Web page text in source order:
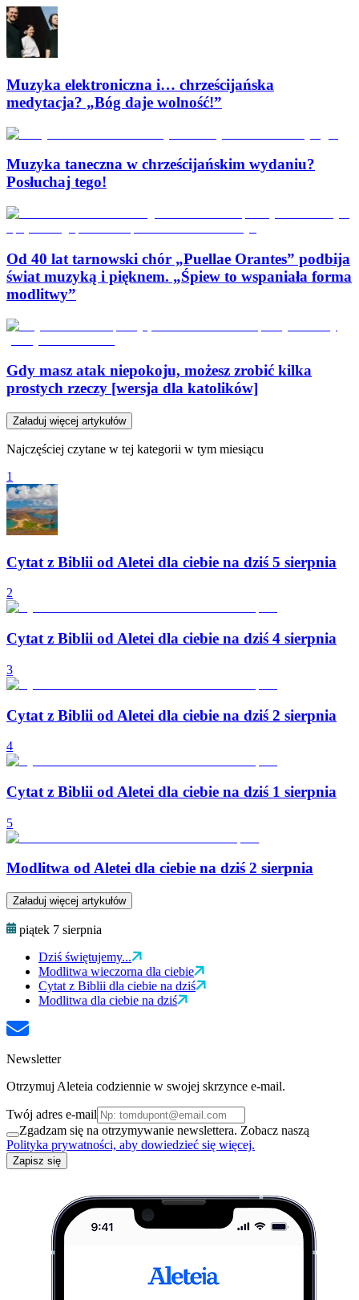
Muzyka elektroniczna i… chrześcijańska
medytacja? „Bóg daje wolność!”
Muzyka taneczna w chrześcijańskim wydaniu?
Posłuchaj tego!
Od 40 lat tarnowski chór „Puellae Orantes” podbija
świat muzyką i pięknem. „Śpiew to wspaniała forma
modlitwy”
Gdy masz atak niepokoju, możesz zrobić kilka
prostych rzeczy [wersja dla katolików]
Załaduj więcej artykułów
Najczęściej czytane w tej kategorii w tym miesiącu
1
Cytat z Biblii od Aletei dla ciebie na dziś 5 sierpnia
2
Cytat z Biblii od Aletei dla ciebie na dziś 4 sierpnia
3
Cytat z Biblii od Aletei dla ciebie na dziś 2 sierpnia
4
Cytat z Biblii od Aletei dla ciebie na dziś 1 sierpnia
5
Modlitwa od Aletei dla ciebie na dziś 2 sierpnia
Załaduj więcej artykułów
piątek 7 sierpnia
Dziś świętujemy...
Modlitwa wieczorna dla ciebie
Cytat z Biblii dla ciebie na dziś
Modlitwa dla ciebie na dziś
Newsletter
Otrzymuj Aleteia codziennie w swojej skrzynce e-mail.
Twój adres e-mail
Zgadzam się na otrzymywanie newslettera. Zobacz naszą
Polityka prywatności, aby dowiedzieć się więcej.
Zapisz się